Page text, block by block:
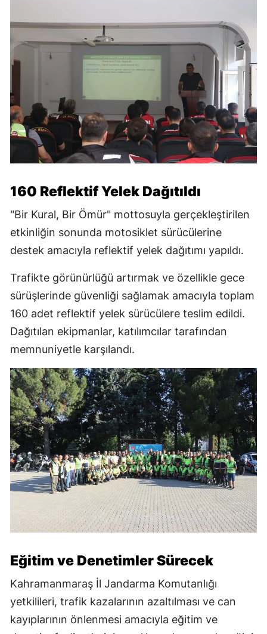
160 Reflektif Yelek Dağıtıldı
"Bir Kural, Bir Ömür" mottosuyla gerçekleştirilen
etkinliğin sonunda motosiklet sürücülerine
destek amacıyla reflektif yelek dağıtımı yapıldı.
Trafikte görünürlüğü artırmak ve özellikle gece
sürüşlerinde güvenliği sağlamak amacıyla toplam
160 adet reflektif yelek sürücülere teslim edildi.
Dağıtılan ekipmanlar, katılımcılar tarafından
memnuniyetle karşılandı.
Eğitim ve Denetimler Sürecek
Kahramanmaraş İl Jandarma Komutanlığı
yetkilileri, trafik kazalarının azaltılması ve can
kayıplarının önlenmesi amacıyla eğitim ve